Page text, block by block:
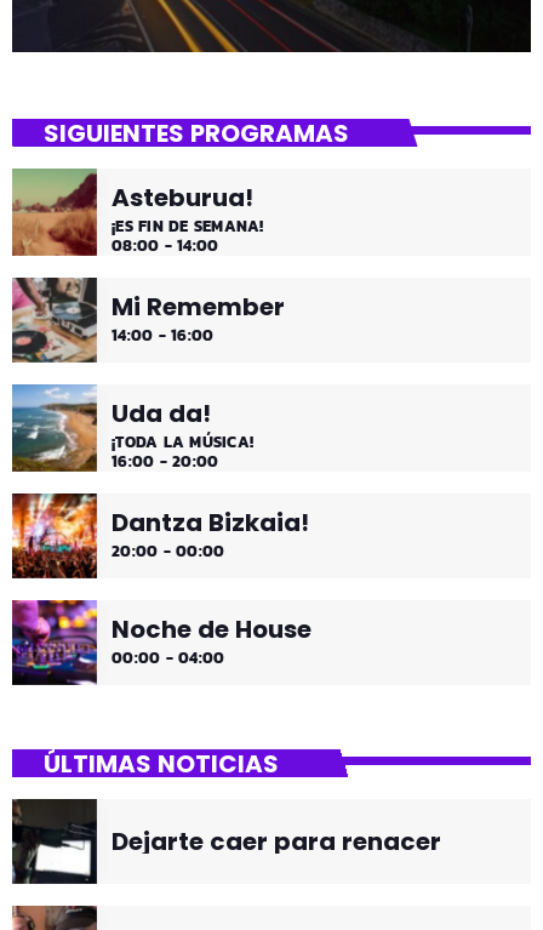
SIGUIENTES PROGRAMAS
Asteburua!
¡ES FIN DE SEMANA!
08:00 - 14:00
Mi Remember
14:00 - 16:00
Uda da!
¡TODA LA MÚSICA!
16:00 - 20:00
Dantza Bizkaia!
20:00 - 00:00
Noche de House
00:00 - 04:00
ÚLTIMAS NOTICIAS
Dejarte caer para renacer